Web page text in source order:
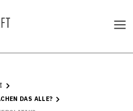
DAS ALLE?